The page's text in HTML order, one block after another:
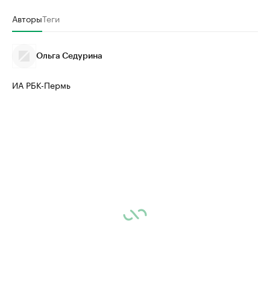
АвторыТеги
Ольга Седурина
ИА РБК-Пермь